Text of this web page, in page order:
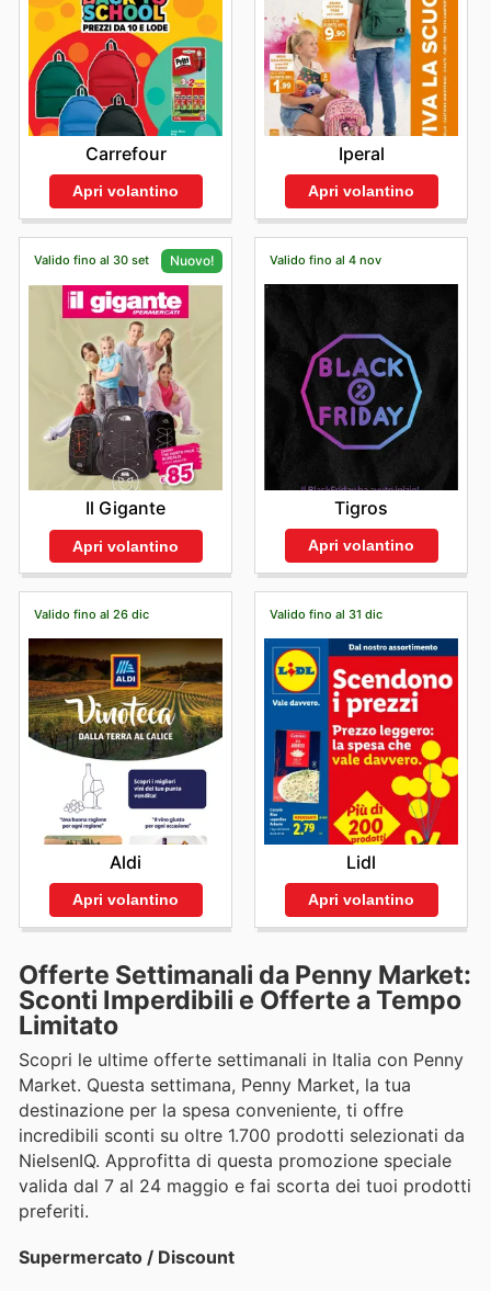
Carrefour
Apri volantino
Iperal
Apri volantino
Valido fino al 30 set Nuovo!
Il Gigante
Apri volantino
Valido fino al 4 nov
Tigros
Apri volantino
Valido fino al 26 dic
Aldi
Apri volantino
Valido fino al 31 dic
Lidl
Apri volantino
Offerte Settimanali da Penny Market:
Sconti Imperdibili e Offerte a Tempo
Limitato
Scopri le ultime offerte settimanali in Italia con Penny
Market. Questa settimana, Penny Market, la tua
destinazione per la spesa conveniente, ti offre
incredibili sconti su oltre 1.700 prodotti selezionati da
NielsenIQ. Approfitta di questa promozione speciale
valida dal 7 al 24 maggio e fai scorta dei tuoi prodotti
preferiti.
Supermercato / Discount